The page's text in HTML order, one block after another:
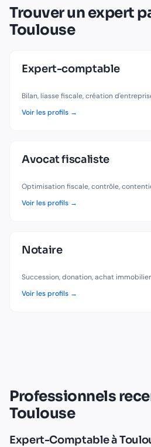
Trouver un expert
Toulouse
Expert-comptable
Bilan, liasse fiscale, création
Voir les profils →
Avocat fiscaliste
Optimisation fiscale, contrôle,
Voir les profils →
Notaire
Succession, donation, achat immobilier
Voir les profils →
Professionnels
Toulouse
Expert-Comptableà